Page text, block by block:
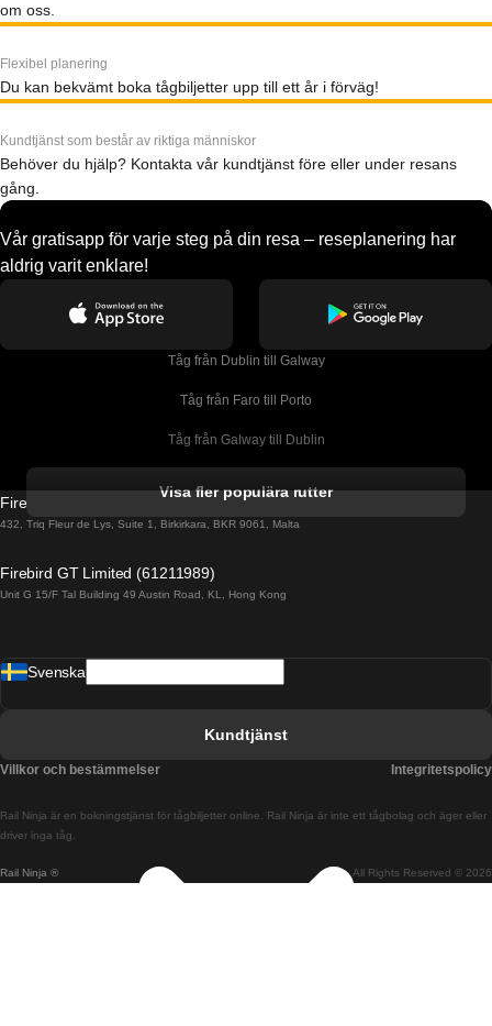
om oss.
Flexibel planering
Du kan bekvämt boka tågbiljetter upp till ett år i förväg!
Kundtjänst som består av riktiga människor
Behöver du hjälp? Kontakta vår kundtjänst före eller under resans
gång.
Vår gratisapp för varje steg på din resa – reseplanering har
aldrig varit enklare!
Tåg från Dublin till Galway
Tåg från Faro till Porto
Tåg från Galway till Dublin
Tåg från Porto till Faro
Tåg från Barcelona till Madrid
Tåg från Budapest till Bratislava
Visa fler populära rutter
Firebird GT Limited (OC 1451)
432, Triq Fleur de Lys, Suite 1, Birkirkara, BKR 9061, Malta
Firebird GT Limited (61211989)
Unit G 15/F Tal Building 49 Austin Road, KL, Hong Kong
Rail Ninja ® All Rights Reserved © 2026
Rail Ninja är en bokningstjänst för tågbiljetter online. Rail Ninja är inte ett tågbolag och äger eller
driver inga tåg.
Svenska
Kundtjänst
Villkor och bestämmelser Integritetspolicy